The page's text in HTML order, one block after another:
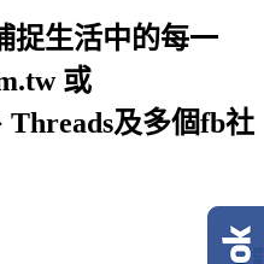
捉生活中的每一
或
Threads及多個fb社